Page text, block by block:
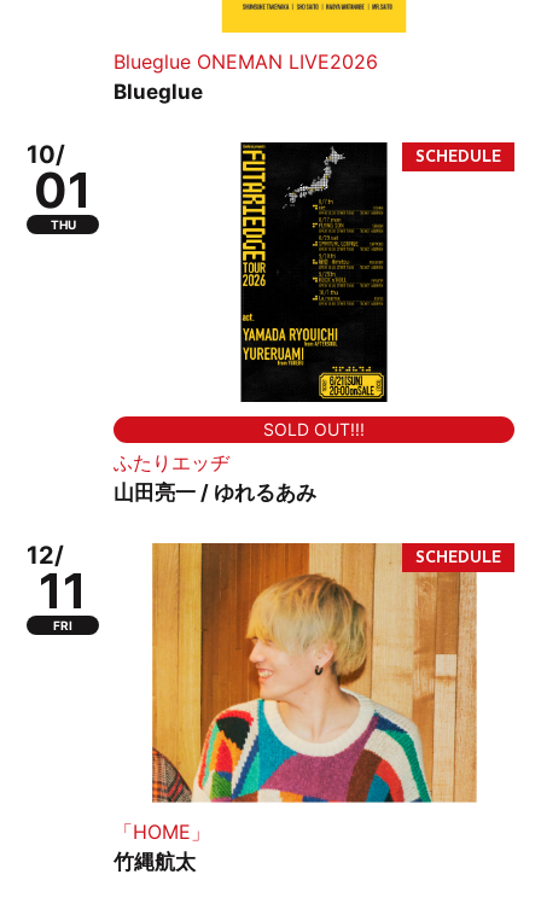
Blueglue ONEMAN LIVE2026
Blueglue
10/
01
THU
SOLD OUT!!!
ふたりエッヂ
山田亮一 / ゆれるあみ
12/
11
FRI
「HOME」
竹縄航太